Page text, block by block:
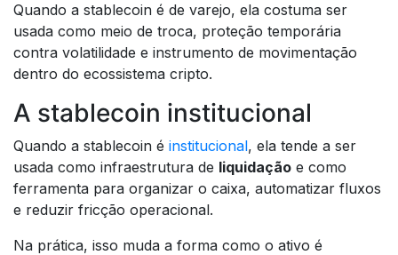
Quando a stablecoin é de varejo, ela costuma ser
usada como meio de troca, proteção temporária
contra volatilidade e instrumento de movimentação
dentro do ecossistema cripto.
A stablecoin institucional
Quando a stablecoin é institucional, ela tende a ser
usada como infraestrutura de liquidação e como
ferramenta para organizar o caixa, automatizar fluxos
e reduzir fricção operacional.
Na prática, isso muda a forma como o ativo é